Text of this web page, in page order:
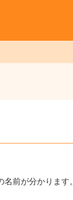
前が分かります。